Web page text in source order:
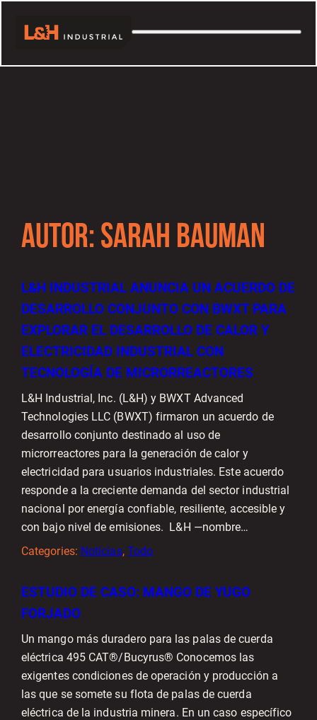
AUTOR: SARAH BAUMAN
L&H INDUSTRIAL ANUNCIA UN ACUERDO DE
DESARROLLO CONJUNTO CON BWXT PARA
EXPLORAR EL DESARROLLO DE CALOR Y
ELECTRICIDAD INDUSTRIAL CON
TECNOLOGÍA DE MICRORREACTORES
L&H Industrial, Inc. (L&H) y BWXT Advanced
Technologies LLC (BWXT) firmaron un acuerdo de
desarrollo conjunto destinado al uso de
microrreactores para la generación de calor y
electricidad para usuarios industriales. Este acuerdo
responde a la creciente demanda del sector industrial
nacional por energía confiable, resiliente, accesible y
con bajo nivel de emisiones. L&H —nombre…
Categories: Noticias, Todo
ESTUDIO DE CASO: MANGO DE YUGO
FORJADO
Un mango más duradero para las palas de cuerda
eléctrica 495 CAT®/Bucyrus® Conocemos las
exigentes condiciones de operación y producción a
las que se somete su flota de palas de cuerda
eléctrica de la industria minera. En un caso específico